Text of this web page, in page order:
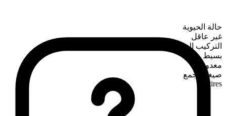
حالة الحيوية
غير عاقل
التركيب الصرفي
بسيط
معدود
صيغة الجمع
tires